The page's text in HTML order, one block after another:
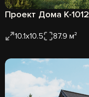
Проект Дома К-1012
10.1x10.5 87.9 м²